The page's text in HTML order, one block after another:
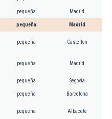
pequeña Madrid
pequeña Madrid
pequeña Castellon
pequeña Madrid
pequeña Segovia
pequeña Barcelona
pequeña Albacete